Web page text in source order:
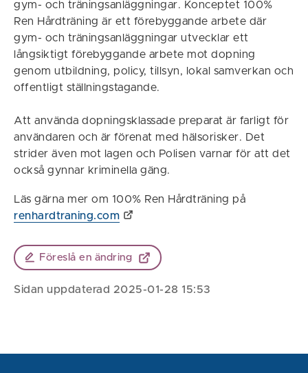
gym- och träningsanläggningar. Konceptet 100%
Ren Hårdträning är ett förebyggande arbete där
gym- och träningsanläggningar utvecklar ett
långsiktigt förebyggande arbete mot dopning
genom utbildning, policy, tillsyn, lokal samverkan och
offentligt ställningstagande.
Att använda dopningsklassade preparat är farligt för
användaren och är förenat med hälsorisker. Det
strider även mot lagen och Polisen varnar för att det
också gynnar kriminella gäng.
Läs gärna mer om 100% Ren Hårdträning på
renhardtraning.com
Föreslå en ändring
Sidan uppdaterad 2025-01-28 15:53